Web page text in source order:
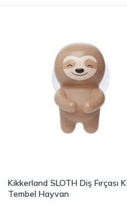
Kikkerland SLOTH Diş Fırçası
Tembel Hayvan